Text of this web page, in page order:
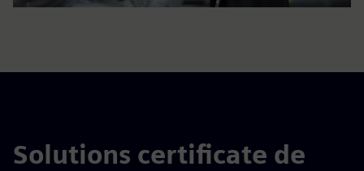
Solutions certificate de